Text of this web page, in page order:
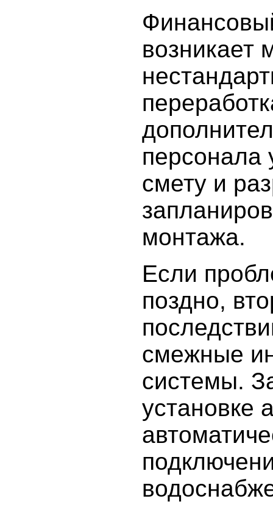
возникает
персонала
смету и
монтажа.
Если
поздно,
смежные
системы.
установке